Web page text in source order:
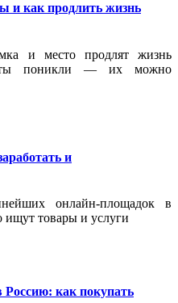
и как продлить жизнь
и место продлят жизнь
поникли — их можно
и
онлайн-площадок в
ищут товары и услуги
как покупать